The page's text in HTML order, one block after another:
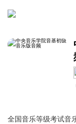
全国音乐等级考试音